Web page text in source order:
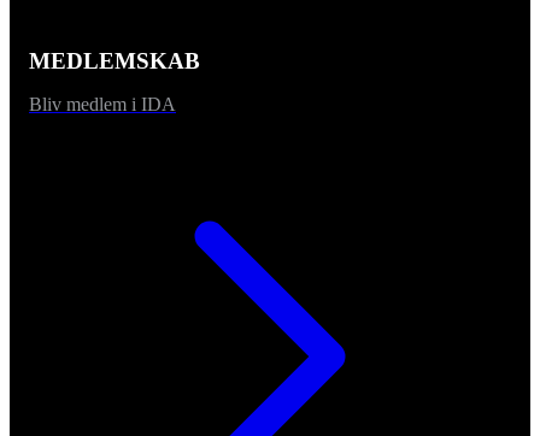
MEDLEMSKAB
Bliv medlem i IDA